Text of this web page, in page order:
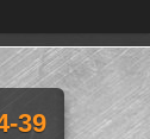
39